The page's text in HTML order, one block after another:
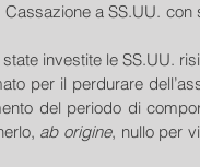
a SS.UU. con
investite le SS.UU.
per il perdurare
del periodo di
ab origine, nullo per